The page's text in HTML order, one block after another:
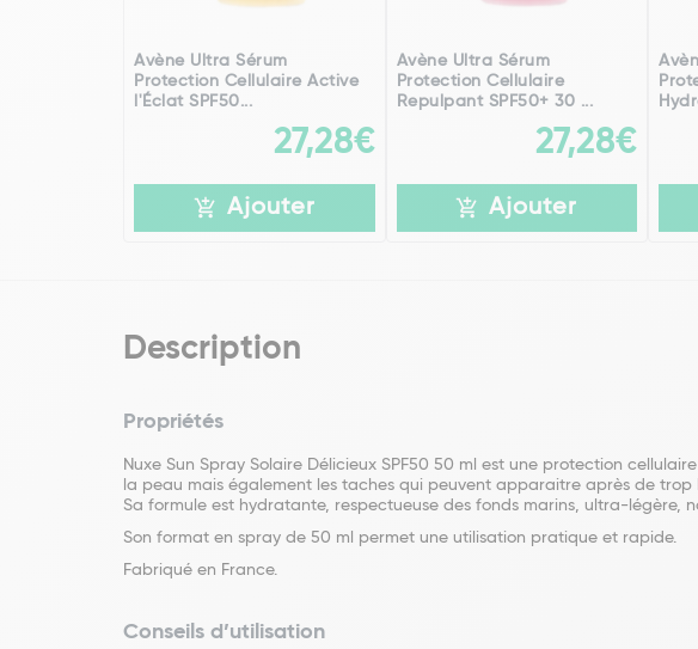
Avène Ultra Sérum
Protection Cellulaire Active
l'Éclat SPF50...
27,28€
Ajouter
Avène Ultra Sérum
Protection Cellulaire
Repulpant SPF50+ 30 ...
27,28€
Ajouter
Description
Propriétés
Nuxe Sun Spray Solaire Délicieux SPF50 50 ml est une protection
la peau mais également les taches qui peuvent apparaitre après de
Sa formule est hydratante, respectueuse des fonds marins, ultra-légère,
Son format en spray de 50 ml permet une utilisation pratique et rapide.
Fabriqué en France.
Conseils d’utilisation